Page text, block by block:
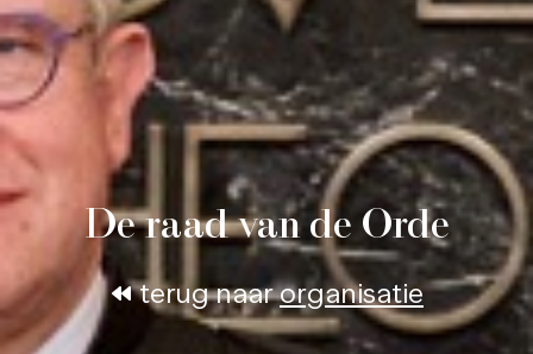
De raad van de Orde
terug naarorganisatie